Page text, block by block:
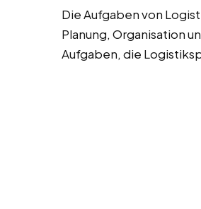
Die Aufgaben von
Planung, Organisation
Aufgaben, die